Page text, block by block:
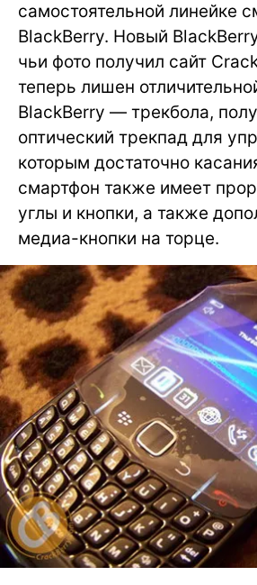
самостоятельной линейке
BlackBerry. Новый
чьи фото получил сайт
теперь лишен
BlackBerry — трекбола,
оптический трекпад для
которым достаточно
смартфон также имеет
углы и кнопки, а также
медиа-кнопки на торце.